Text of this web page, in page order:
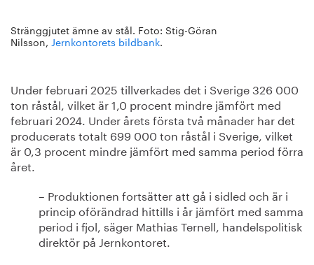
Bildbank
Stränggjutet ämne av stål. Foto: Stig-Göran
Nilsson,Jernkontorets bildbank.
Under februari 2025 tillverkades det i Sverige 326 000
ton råstål, vilket är 1,0 procent mindre jämfört med
februari 2024. Under årets första två månader har det
producerats totalt 699 000 ton råstål i Sverige, vilket
är 0,3 procent mindre jämfört med samma period förra
året.
– Produktionen fortsätter att gå i sidled och är i
princip oförändrad hittills i år jämfört med samma
period i fjol, säger Mathias Ternell, handelspolitisk
direktör på Jernkontoret.